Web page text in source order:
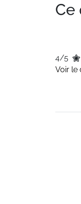
Ce
4/5
Voir le